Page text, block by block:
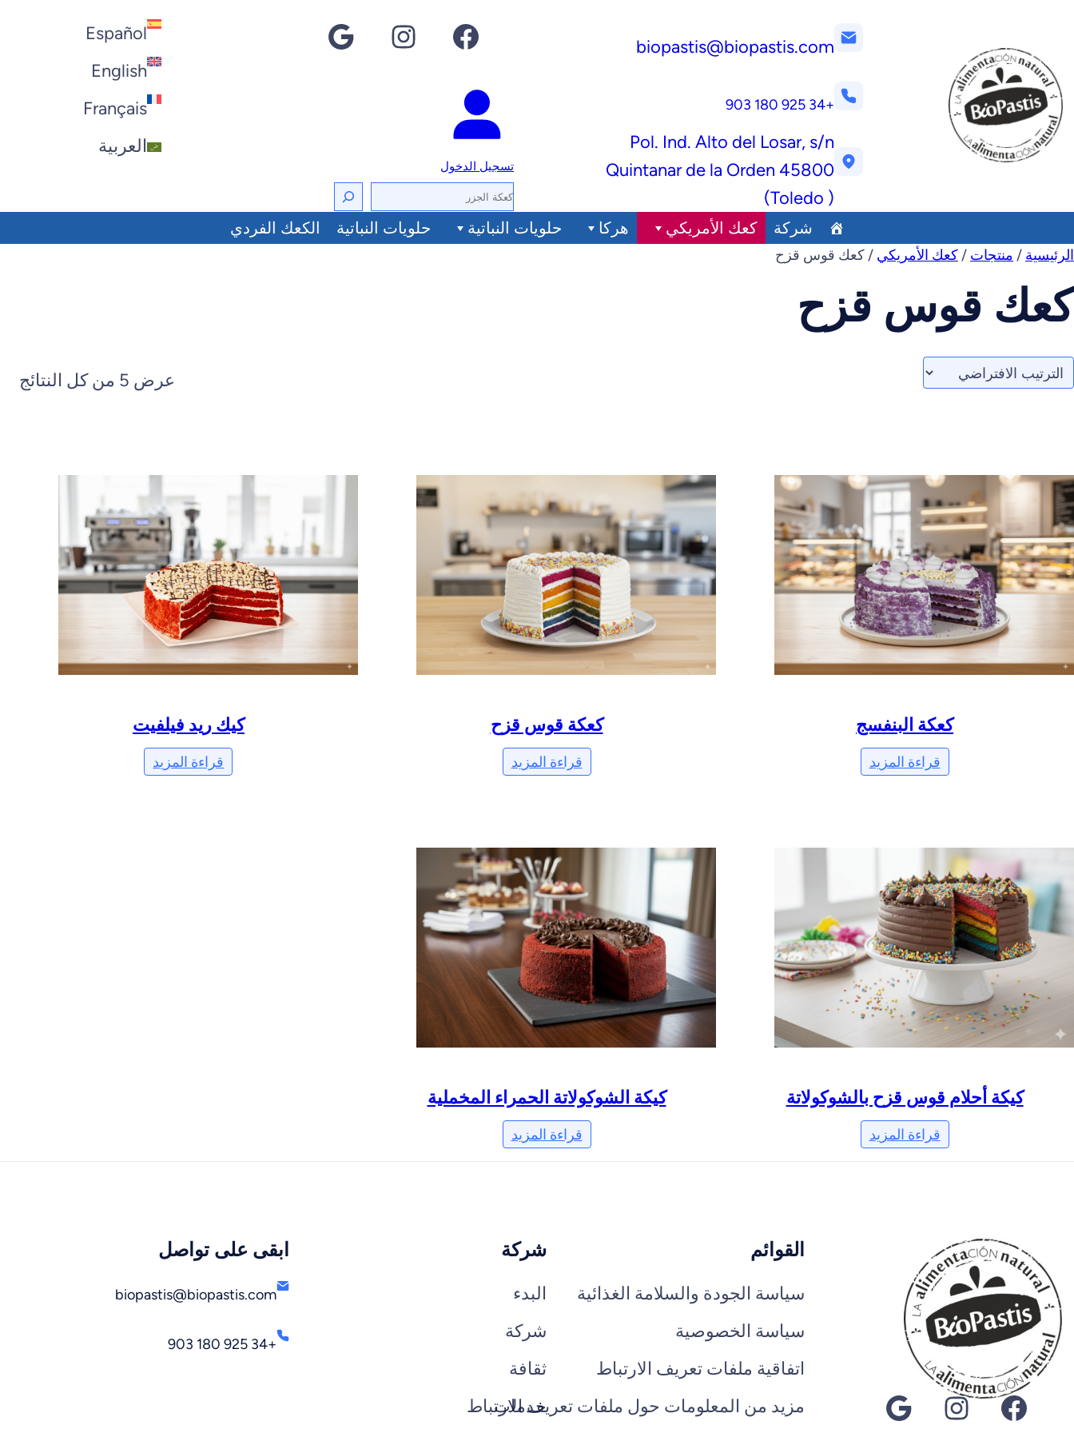
biopastis@biopastis.com
+34 925 180 903
Pol. Ind. Alto del Losar, s/n
45800 Quintanar de la Orden
( Toledo)
تسجيل الدخول
ا
Español
English
Français
العربية
شركة كعك الأمريكي هرکا حلويات النباتية حلويات النباتية الكعك الفردي
الرئيسية / منتجات / كعك الأمريكي / كعك قوس قزح
كعك قوس قزح
عرض ⁦5⁩ من كل النتائج
كعكة البنفسج
قراءة المزيد
كعكة قوس قزح
قراءة المزيد
كيك ريد فيلفيت
قراءة المزيد
كيكة أحلام قوس قزح بالشوكولاتة
قراءة المزيد
كيكة الشوكولاتة الحمراء المخملية
قراءة المزيد
فيسبوك إنستجرام جوجل
القوائم
سياسة الجودة والسلامة الغذائية
سياسة الخصوصية
اتفاقية ملفات تعريف الارتباط
مزيد من المعلومات حول ملفات تعريف الارتباط
شركة
البدء
شركة
ثقافة
خدمات
ابقى على تواصل
biopastis@biopastis.com
+34 925 180 903